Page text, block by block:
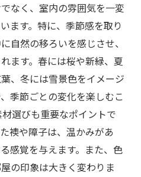
なく、室内の雰囲気を一変
ます。特に、季節感を取り
自然の移ろいを感じさせ、
ます。春には桜や新緑、夏
、冬には雪景色をイメージ
季節ごとの変化を楽しむこ
選びも重要なポイントで
襖や障子は、温かみがあ
感覚を与えます。また、色
の印象は大きく変わりま